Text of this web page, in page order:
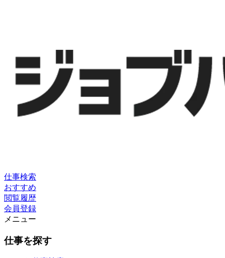
仕事検索
おすすめ
閲覧履歴
会員登録
メニュー
仕事を探す